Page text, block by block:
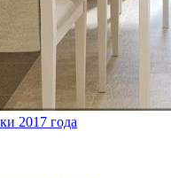
2017 года